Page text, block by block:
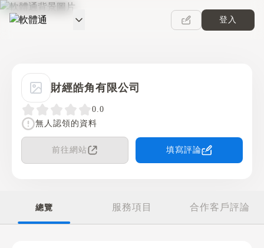
軟體通
登入
財經皓角有限公司
0.0
無人認領的資料
前往網站 填寫評論
總覽 服務項目 合作客戶評論